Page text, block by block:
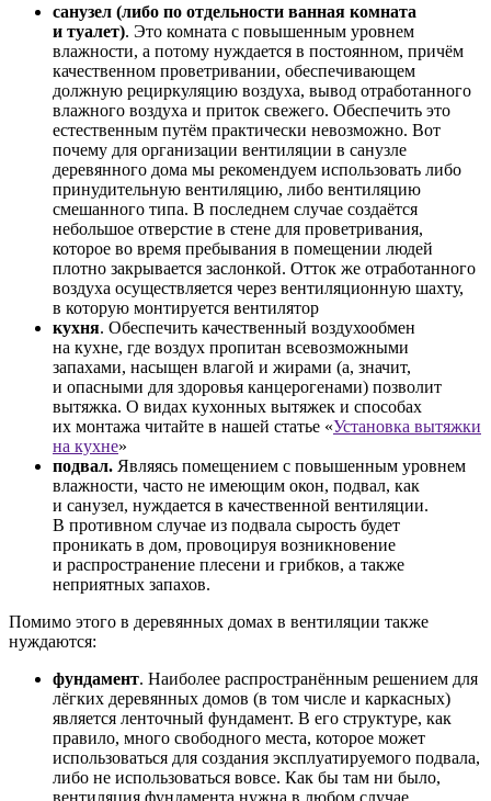
санузел (либо по отдельности ванная комната
и туалет). Это комната с повышенным уровнем
влажности, а потому нуждается в постоянном, причём
качественном проветривании, обеспечивающем
должную рециркуляцию воздуха, вывод отработанного
влажного воздуха и приток свежего. Обеспечить это
естественным путём практически невозможно. Вот
почему для организации вентиляции в санузле
деревянного дома мы рекомендуем использовать либо
принудительную вентиляцию, либо вентиляцию
смешанного типа. В последнем случае создаётся
небольшое отверстие в стене для проветривания,
которое во время пребывания в помещении людей
плотно закрывается заслонкой. Отток же отработанного
воздуха осуществляется через вентиляционную шахту,
в которую монтируется вентилятор
кухня. Обеспечить качественный воздухообмен
на кухне, где воздух пропитан всевозможными
запахами, насыщен влагой и жирами (а, значит,
и опасными для здоровья канцерогенами) позволит
вытяжка. О видах кухонных вытяжек и способах
их монтажа читайте в нашей статье «Установка вытяжки
на кухне»
подвал. Являясь помещением с повышенным уровнем
влажности, часто не имеющим окон, подвал, как
и санузел, нуждается в качественной вентиляции.
В противном случае из подвала сырость будет
проникать в дом, провоцируя возникновение
и распространение плесени и грибков, а также
неприятных запахов.
Помимо этого в деревянных домах в вентиляции также
нуждаются:
фундамент. Наиболее распространённым решением для
лёгких деревянных домов (в том числе и каркасных)
является ленточный фундамент. В его структуре, как
правило, много свободного места, которое может
использоваться для создания эксплуатируемого подвала,
либо не использоваться вовсе. Как бы там ни было,
вентиляция фундамента нужна в любом случае,